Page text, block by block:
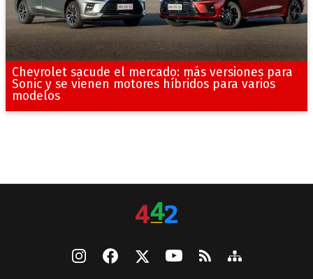
Chevrolet sacude el mercado: más versiones para
Sonic y se vienen motores híbridos para varios
modelos